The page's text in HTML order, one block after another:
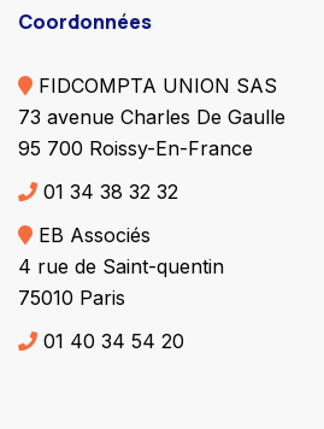
Coordonnées
FIDCOMPTA UNION SAS
73 avenue Charles De Gaulle
95 700 Roissy-En-France
01 34 38 32 32
EB Associés
4 rue de Saint-quentin
75010 Paris
01 40 34 54 20